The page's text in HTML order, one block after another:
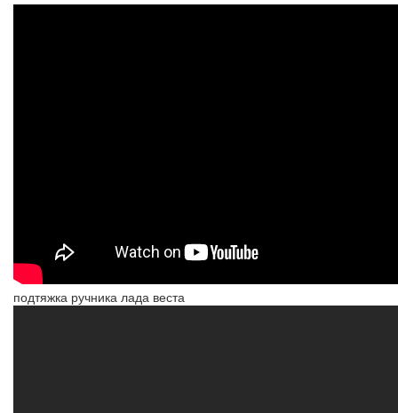
подтяжка ручника лада веста